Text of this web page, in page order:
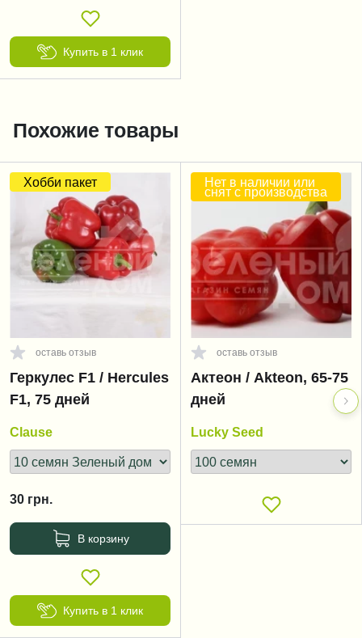
Купить в 1 клик
Похожие товары
Хобби пакет
оставь отзыв
Геркулес F1 / Hercules
F1, 75 дней
Clause
30 грн.
В корзину
Купить в 1 клик
Нет в наличии или
снят с производства
оставь отзыв
Актеон / Akteon, 65-75
дней
Lucky Seed